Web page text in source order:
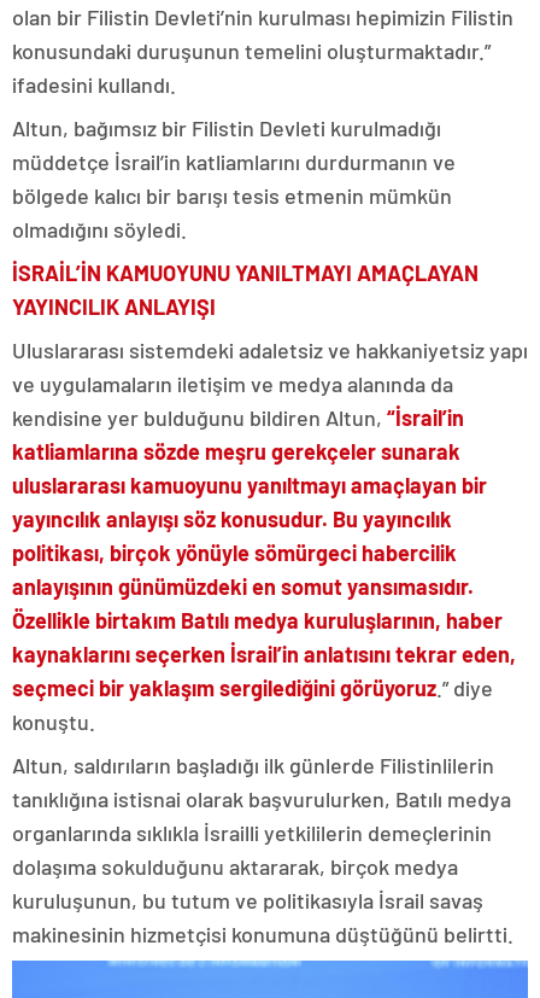
olan bir Filistin Devleti’nin kurulması hepimizin Filistin
konusundaki duruşunun temelini oluşturmaktadır.”
ifadesini kullandı.
Altun, bağımsız bir Filistin Devleti kurulmadığı
müddetçe İsrail’in katliamlarını durdurmanın ve
bölgede kalıcı bir barışı tesis etmenin mümkün
olmadığını söyledi.
İSRAİL’İN KAMUOYUNU YANILTMAYI AMAÇLAYAN
YAYINCILIK ANLAYIŞI
Uluslararası sistemdeki adaletsiz ve hakkaniyetsiz yapı
ve uygulamaların iletişim ve medya alanında da
kendisine yer bulduğunu bildiren Altun, “İsrail’in
katliamlarına sözde meşru gerekçeler sunarak
uluslararası kamuoyunu yanıltmayı amaçlayan bir
yayıncılık anlayışı söz konusudur. Bu yayıncılık
politikası, birçok yönüyle sömürgeci habercilik
anlayışının günümüzdeki en somut yansımasıdır.
Özellikle birtakım Batılı medya kuruluşlarının, haber
kaynaklarını seçerken İsrail’in anlatısını tekrar eden,
seçmeci bir yaklaşım sergilediğini görüyoruz .” diye
konuştu.
Altun, saldırıların başladığı ilk günlerde Filistinlilerin
tanıklığına istisnai olarak başvurulurken, Batılı medya
organlarında sıklıkla İsrailli yetkililerin demeçlerinin
dolaşıma sokulduğunu aktararak, birçok medya
kuruluşunun, bu tutum ve politikasıyla İsrail savaş
makinesinin hizmetçisi konumuna düştüğünü belirtti.